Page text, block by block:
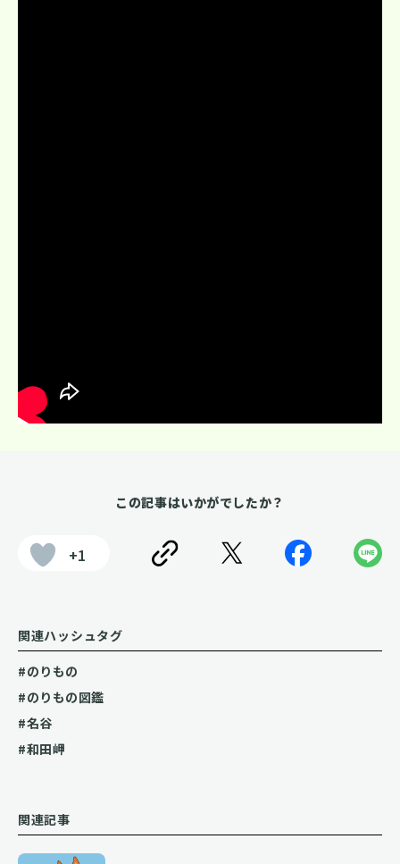
この記事はいかがでしたか？
+1
関連ハッシュタグ
#のりもの
#のりもの図鑑
#名谷
#和田岬
関連記事